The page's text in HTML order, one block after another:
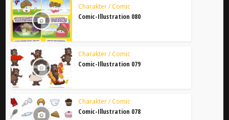
Charakter / Comic
Comic-Illustration 080
Charakter / Comic
Comic-Illustration 079
Charakter / Comic
Comic-Illustration 078